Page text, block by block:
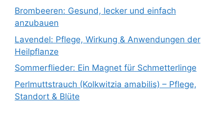
Brombeeren: Gesund, lecker und einfach
anzubauen
Lavendel: Pflege, Wirkung & Anwendungen der
Heilpflanze
Sommerflieder: Ein Magnet für Schmetterlinge
Perlmuttstrauch (Kolkwitzia amabilis) – Pflege,
Standort & Blüte